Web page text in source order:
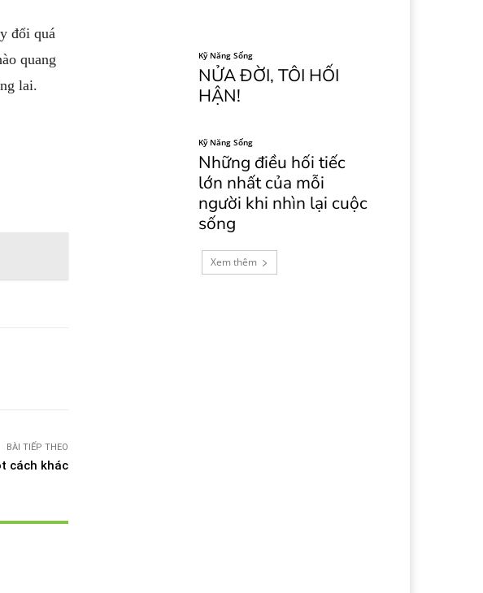
đổi quá
quang
lai.
BÀI TIẾP THEO
cách khác
Kỹ Năng Sống
NỬA ĐỜI, TÔI HỐI
HẬN!
Kỹ Năng Sống
Những điều hối tiếc
lớn nhất của mỗi
người khi nhìn lại cuộc
sống
Xem thêm